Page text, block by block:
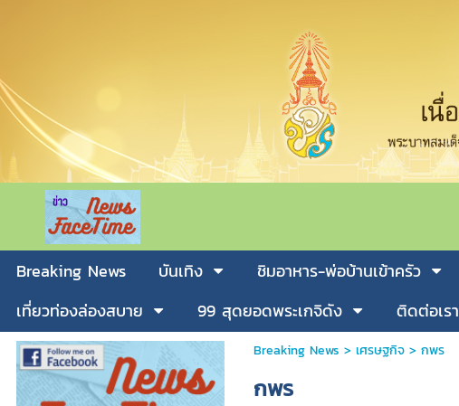
Breaking News บันเทิง ชิมอาหาร-พ่อบ้านเข้าครัว
เที่ยวท่องล่องสบาย
99 สุดยอดพระเกจิดัง ติดต่อเรา
Breaking News > เศรษฐกิจ> กพร
กพร